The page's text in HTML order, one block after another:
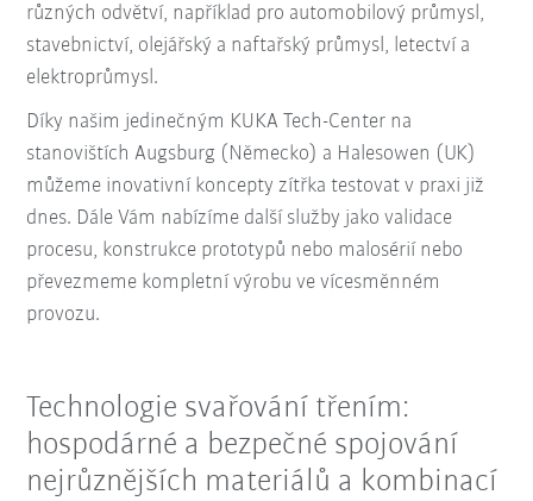
různých odvětví, například pro automobilový průmysl,
stavebnictví, olejářský a naftařský průmysl, letectví a
elektroprůmysl.
Díky našim jedinečným KUKA Tech-Center na
stanovištích Augsburg (Německo) a Halesowen (UK)
můžeme inovativní koncepty zítřka testovat v praxi již
dnes. Dále Vám nabízíme další služby jako validace
procesu, konstrukce prototypů nebo malosérií nebo
převezmeme kompletní výrobu ve vícesměnném
provozu.
Technologie svařování třením:
hospodárné a bezpečné spojování
nejrůznějších materiálů a kombinací